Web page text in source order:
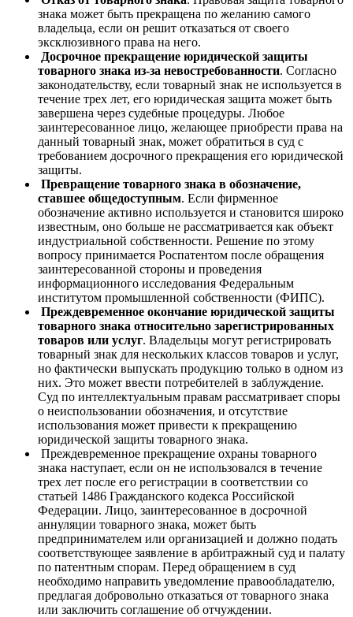
знака может быть прекращена по желанию самого
владельца, если он решит отказаться от своего
эксклюзивного права на него.
Досрочное прекращение юридической защиты
товарного знака из-за невостребованности. Согласно
законодательству, если товарный знак не используется в
течение трех лет, его юридическая защита может быть
завершена через судебные процедуры. Любое
заинтересованное лицо, желающее приобрести права на
данный товарный знак, может обратиться в суд с
требованием досрочного прекращения его юридической
защиты.
Превращение товарного знака в обозначение,
ставшее общедоступным. Если фирменное
обозначение активно используется и становится широко
известным, оно больше не рассматривается как объект
индустриальной собственности. Решение по этому
вопросу принимается Роспатентом после обращения
заинтересованной стороны и проведения
информационного исследования Федеральным
институтом промышленной собственности (ФИПС).
Преждевременное окончание юридической защиты
товарного знака относительно зарегистрированных
товаров или услуг. Владельцы могут регистрировать
товарный знак для нескольких классов товаров и услуг,
но фактически выпускать продукцию только в одном из
них. Это может ввести потребителей в заблуждение.
Суд по интеллектуальным правам рассматривает споры
о неиспользовании обозначения, и отсутствие
использования может привести к прекращению
юридической защиты товарного знака.
Преждевременное прекращение охраны товарного
знака наступает, если он не использовался в течение
трех лет после его регистрации в соответствии со
статьей 1486 Гражданского кодекса Российской
Федерации. Лицо, заинтересованное в досрочной
аннуляции товарного знака, может быть
предпринимателем или организацией и должно подать
соответствующее заявление в арбитражный суд и палату
по патентным спорам. Перед обращением в суд
необходимо направить уведомление правообладателю,
предлагая добровольно отказаться от товарного знака
или заключить соглашение об отчуждении.